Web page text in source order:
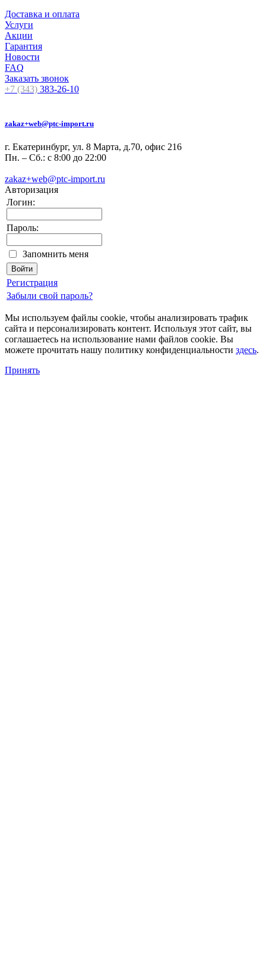
Доставка и оплата
Услуги
Акции
Гарантия
Новости
FAQ
Заказать звонок
+7 (343) 383-26-10
zakaz+web@ptc-import.ru
г. Екатеринбург, ул. 8 Марта, д.70, офис 216
Пн. – Сб.: с 8:00 до 22:00
zakaz+web@ptc-import.ru
Авторизация
Логин:
Пароль:
Запомнить меня
Регистрация
Забыли свой пароль?
Мы используем файлы cookie, чтобы анализировать трафик
сайта и персонализировать контент. Используя этот сайт, вы
соглашаетесь на использование нами файлов cookie. Вы
можете прочитать нашу политику конфиденциальности здесь.
Принять